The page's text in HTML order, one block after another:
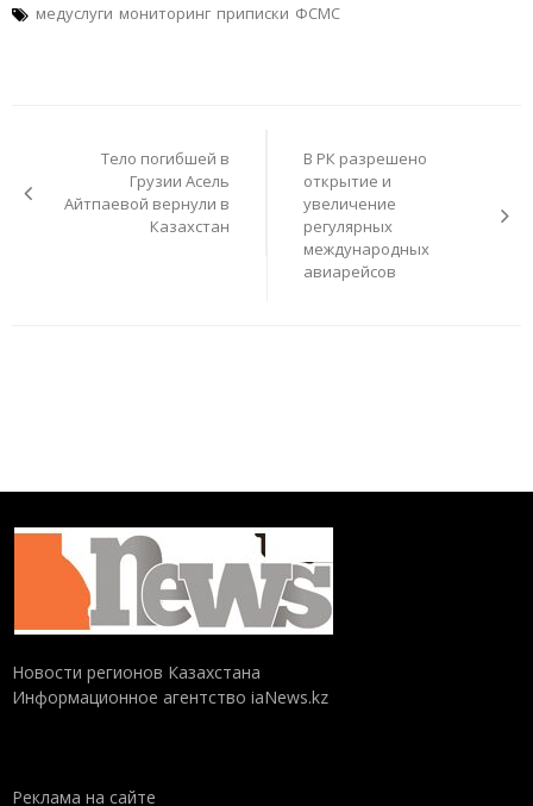
медуслуги мониторинг приписки ФСМС
Тело погибшей в
Грузии Асель
Айтпаевой вернули в
Казахстан
В РК разрешено
открытие и
увеличение
регулярных
международных
авиарейсов
Новости регионов Казахстана
Информационное агентство iaNews.kz
Реклама на сайте